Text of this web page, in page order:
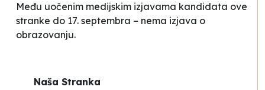
Među uočenim medijskim izjavama kandidata ove
stranke do 17. septembra – nema izjava o
obrazovanju.
Naša Stranka